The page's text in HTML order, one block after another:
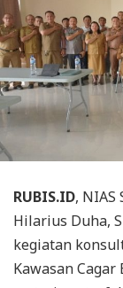
RUBIS.ID, NIAS
Hilarius Duha,
kegiatan
Kawasan